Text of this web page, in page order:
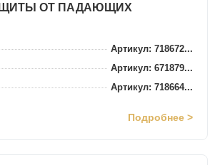
ОТ ПАДАЮЩИХ
Артикул: 718672...
Артикул: 671879...
Артикул: 718664...
Подробнее >